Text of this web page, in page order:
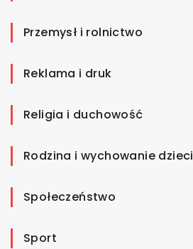
Przemysł i rolnictwo
Reklama i druk
Religia i duchowość
Rodzina i wychowanie dzieci
Społeczeństwo
Sport